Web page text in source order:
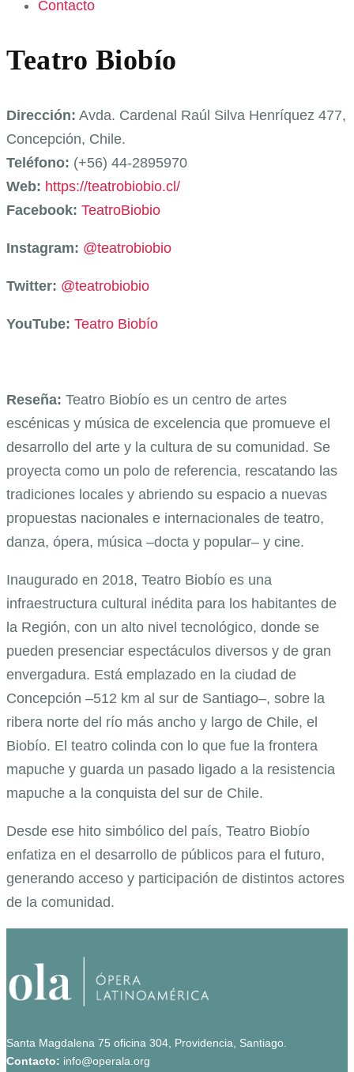
Contacto
Teatro Biobío
Dirección: Avda. Cardenal Raúl Silva Henríquez 477,
Concepción, Chile.
Teléfono: (+56) 44-2895970
Web: https://teatrobiobio.cl/
Facebook: TeatroBiobio
Instagram: @teatrobiobio
Twitter: @teatrobiobio
YouTube: Teatro Biobío
Reseña: Teatro Biobío es un centro de artes
escénicas y música de excelencia que promueve el
desarrollo del arte y la cultura de su comunidad. Se
proyecta como un polo de referencia, rescatando las
tradiciones locales y abriendo su espacio a nuevas
propuestas nacionales e internacionales de teatro,
danza, ópera, música –docta y popular– y cine.
Inaugurado en 2018, Teatro Biobío es una
infraestructura cultural inédita para los habitantes de
la Región, con un alto nivel tecnológico, donde se
pueden presenciar espectáculos diversos y de gran
envergadura. Está emplazado en la ciudad de
Concepción –512 km al sur de Santiago–, sobre la
ribera norte del río más ancho y largo de Chile, el
Biobío. El teatro colinda con lo que fue la frontera
mapuche y guarda un pasado ligado a la resistencia
mapuche a la conquista del sur de Chile.
Desde ese hito simbólico del país, Teatro Biobío
enfatiza en el desarrollo de públicos para el futuro,
generando acceso y participación de distintos actores
de la comunidad.
Santa Magdalena 75 oficina 304, Providencia, Santiago.
Contacto: info@operala.org